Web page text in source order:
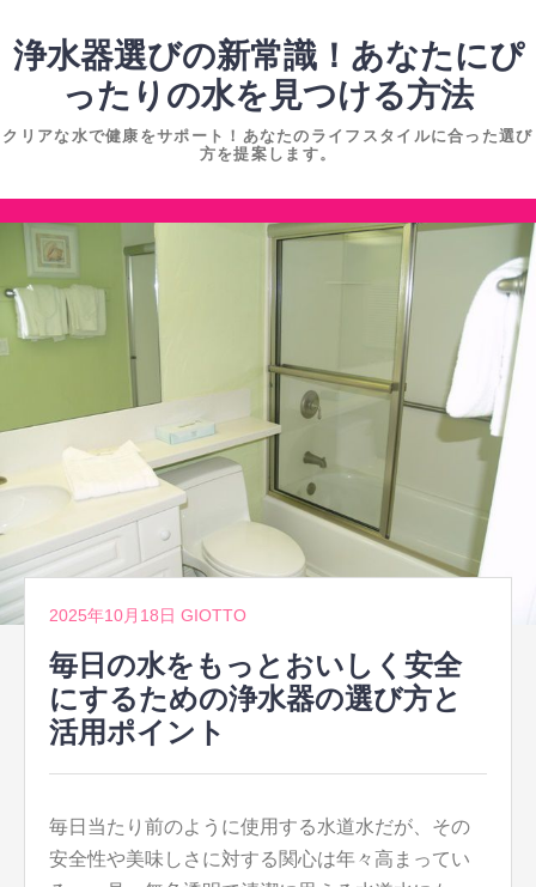
ン
ツ
プ
浄水器選びの新常識！あなたにぴ
ったりの水を見つける方法
クリアな水で健康をサポート！あなたのライフスタイルに合った選び
方を提案します。
コ
テ
ン
2025年10月18日 GIOTTO
毎日の水をもっとおいしく安全
にするための浄水器の選び方と
活用ポイント
毎日当たり前のように使用する水道水だが、その
安全性や美味しさに対する関心は年々高まってい